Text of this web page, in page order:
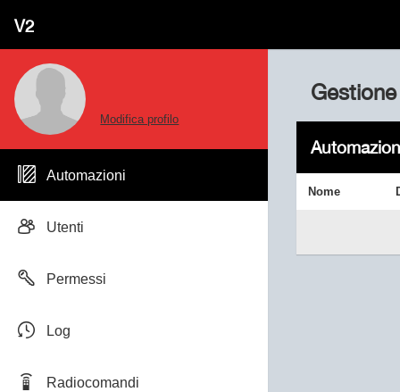
V2
Modifica profilo
Automazioni
Utenti
Permessi
Log
Radiocomandi
Nome